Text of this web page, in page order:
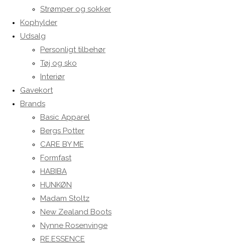
Strømper og sokker
Kophylder
Udsalg
Personligt tilbehør
Tøj og sko
Interiør
Gavekort
Brands
Basic Apparel
Bergs Potter
CARE BY ME
Formfast
HABIBA
HUNKØN
Madam Stoltz
New Zealand Boots
Nynne Rosenvinge
RE.ESSENCE